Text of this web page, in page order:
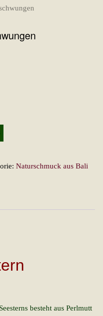
Naturschmuck aus Bali
besteht aus Perlmutt